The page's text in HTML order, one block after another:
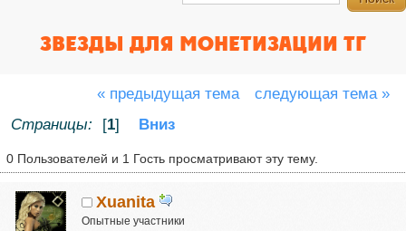
ЗВЕЗДЫ ДЛЯ МОНЕТИЗАЦИИ ТГ
« предыдущая тема
следующая тема »
Страницы:
[1] Вниз
0 Пользователей и 1 Гость просматривают эту тему.
Xuanita
Опытные участники